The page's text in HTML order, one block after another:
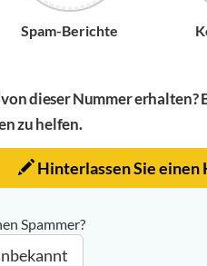
Spam-Berichte
dieser Nummer erhalten?
zu helfen.
Hinterlassen Sie einen
Spammer?